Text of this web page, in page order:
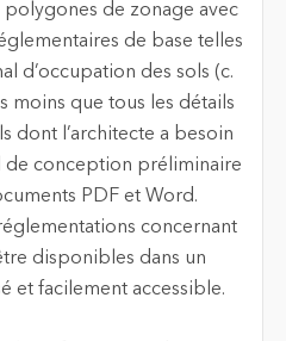
de zonage avec
de base telles
d’occupation des sols (c.
moins que tous les détails
dont l’architecte a besoin
de conception préliminaire
PDF et Word.
concernant
disponibles dans un
et facilement accessible.